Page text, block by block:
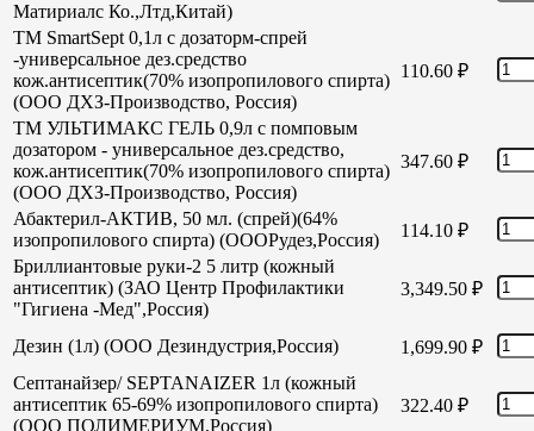
Матириалс Ко.,Лтд,Китай)
TM SmartSept 0,1л с дозаторм-спрей
-универсальное дез.средство
кож.антисептик(70% изопропилового спирта)
(ООО ДХЗ-Производство, Россия)
110.60 ₽
TM УЛЬТИМАКС ГЕЛЬ 0,9л с помповым
дозатором - универсальное дез.средство,
кож.антисептик(70% изопропилового спирта)
(ООО ДХЗ-Производство, Россия)
347.60 ₽
Абактерил-АКТИВ, 50 мл. (спрей)(64%
изопропилового спирта) (ОООРудез,Россия)
114.10 ₽
Бриллиантовые руки-2 5 литр (кожный
антисептик) (ЗАО Центр Профилактики
"Гигиена -Мед",Россия)
3,349.50 ₽
Дезин (1л) (ООО Дезиндустрия,Россия) 1,699.90 ₽
Септанайзер/ SEPTANAIZER 1л (кожный
антисептик 65-69% изопропилового спирта)
(ООО ПОЛИМЕРИУМ,Россия)
322.40 ₽